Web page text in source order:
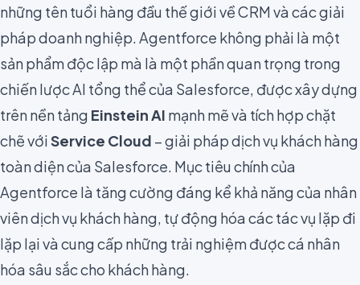
những tên tuổi hàng đầu thế giới về CRM và các giải
pháp doanh nghiệp. Agentforce không phải là một
sản phẩm độc lập mà là một phần quan trọng trong
chiến lược AI tổng thể của Salesforce, được xây dựng
trên nền tảng Einstein AI mạnh mẽ và tích hợp chặt
chẽ vớiService Cloud – giải pháp dịch vụ khách hàng
toàn diện của Salesforce. Mục tiêu chính của
Agentforce là tăng cường đáng kể khả năng của nhân
viên dịch vụ khách hàng, tự động hóa các tác vụ lặp đi
lặp lại và cung cấp những trải nghiệm được cá nhân
hóa sâu sắc cho khách hàng.